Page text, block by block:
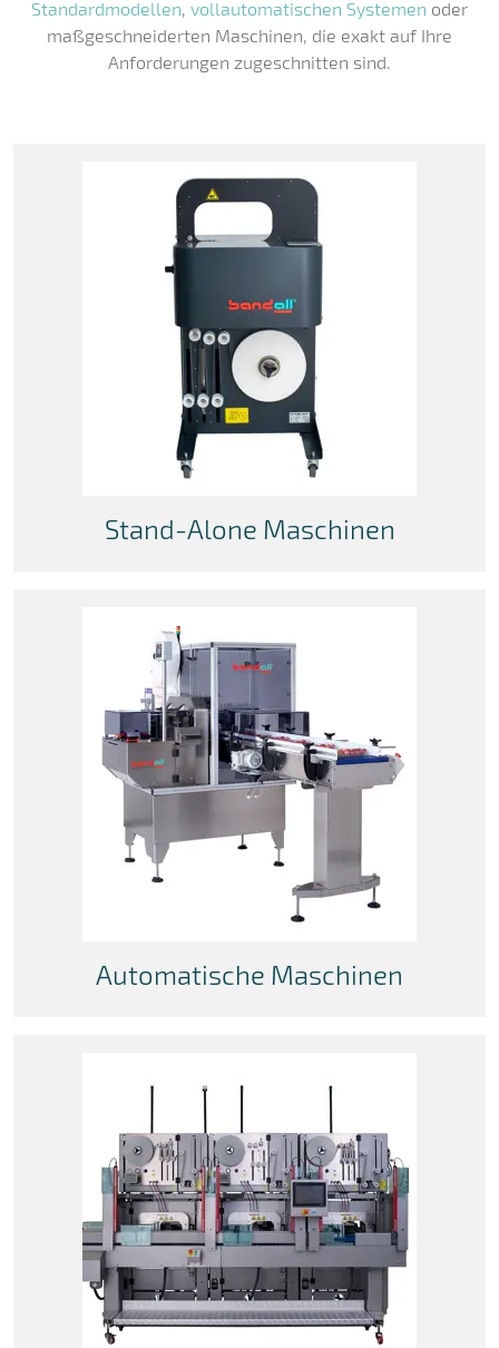
Standardmodellen, vollautomatischen Systemen oder
maßgeschneiderten Maschinen, die exakt auf Ihre
Anforderungen zugeschnitten sind.
Stand-Alone Maschinen
Automatische Maschinen